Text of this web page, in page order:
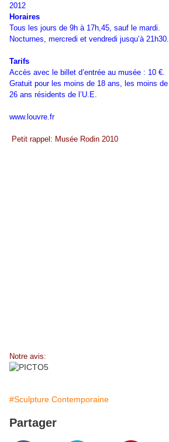
2012
Horaires
Tous les jours de 9h à 17h,45, sauf le mardi.
Nocturnes, mercredi et vendredi jusqu’à 21h30.
Tarifs
Accès avec le billet d’entrée au musée : 10 €.
Gratuit pour les moins de 18 ans, les moins de
26 ans résidents de l’U.E.
www.louvre.fr
Petit rappel: Musée Rodin 2010
Notre avis:
#Sculpture Contemporaine
Partager